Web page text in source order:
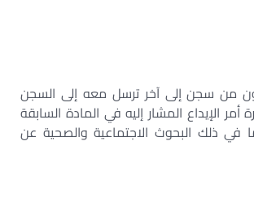
من سجن إلى آخر ترسل معه إلى السجن
أمر الإيداع المشار إليه في المادة السابقة
في ذلك البحوث الاجتماعية والصحية عن